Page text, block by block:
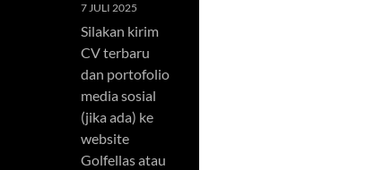
7 JULI 2025
Silakan kirim
CV terbaru
dan portofolio
media sosial
(jika ada) ke
website
Golfellas atau